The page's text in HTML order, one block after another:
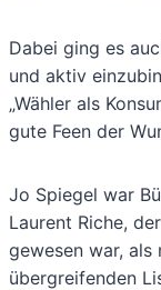
Dabei ging es
und aktiv
„Wähler als
gute Feen der
Jo Spiegel war
Laurent Riche,
gewesen war,
übergreifenden